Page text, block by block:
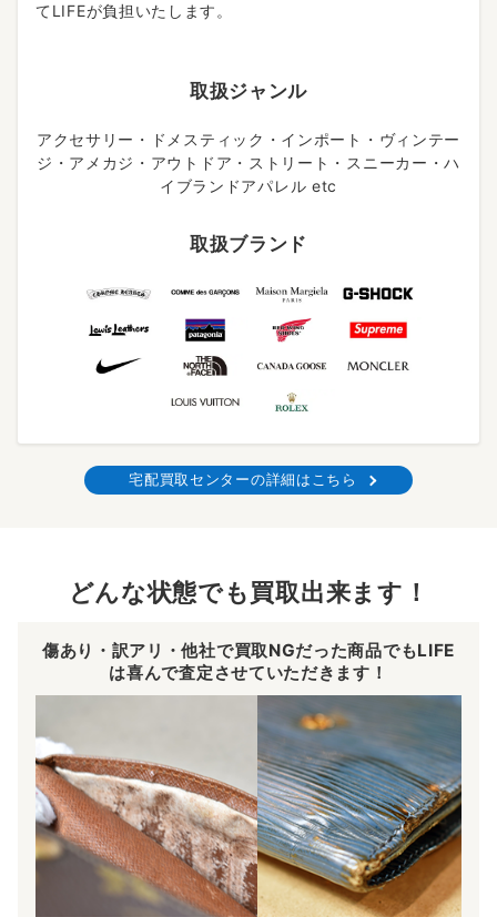
てLIFEが負担いたします。
取扱ジャンル
アクセサリー・ドメスティック・インポート・ヴィンテー
ジ・アメカジ・アウトドア・ストリート・スニーカー・ハ
イブランドアパレル etc
取扱ブランド
宅配買取センターの詳細はこちら
どんな状態でも買取出来ます！
傷あり・訳アリ・他社で買取NGだった商品でもLIFE
は喜んで査定させていただきます！